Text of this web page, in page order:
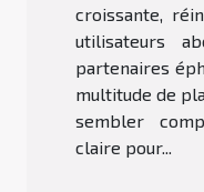
croissante,
utilisateurs
partenaires
multitude de
sembler
claire pour...